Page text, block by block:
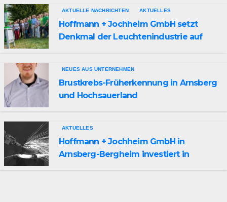
AKTUELLE NACHRICHTEN AKTUELLES
Hoffmann + Jochheim GmbH setzt
Denkmal der Leuchtenindustrie auf
NEUES AUS UNTERNEHMEN
Brustkrebs-Früherkennung in Arnsberg
und Hochsauerland
AKTUELLES
Hoffmann + Jochheim GmbH in
Arnsberg-Bergheim investiert in